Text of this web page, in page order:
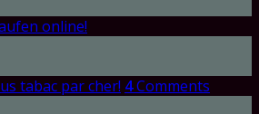
online!
tabac par cher! 4Comments